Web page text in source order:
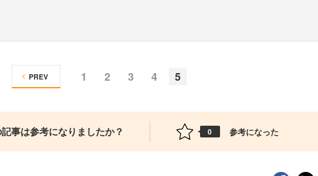
1 2 3 4 5
PREV
事は参考になりましたか？ 0 参考になった